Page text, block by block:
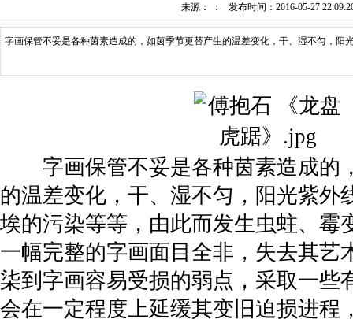
来源： ： 发布时间：2016-05-27
字画保管不妥是各种茵素造成的，如茵季节更替产生的温差变化，干、湿不匀，阳
字画保管不妥是各种茵素造成的
的温差变化，干、湿不匀，阳光紫外
埃的污染等等，由此而发生虫蛀、霉
一幅完整的字画面目全非，失去其艺
柒到字画容易受损的弱点，采取一些
会在一定程度上延缓其变旧迫损进程